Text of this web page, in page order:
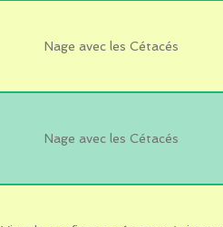
Nage avec les Cétacés
Nage avec les Cétacés